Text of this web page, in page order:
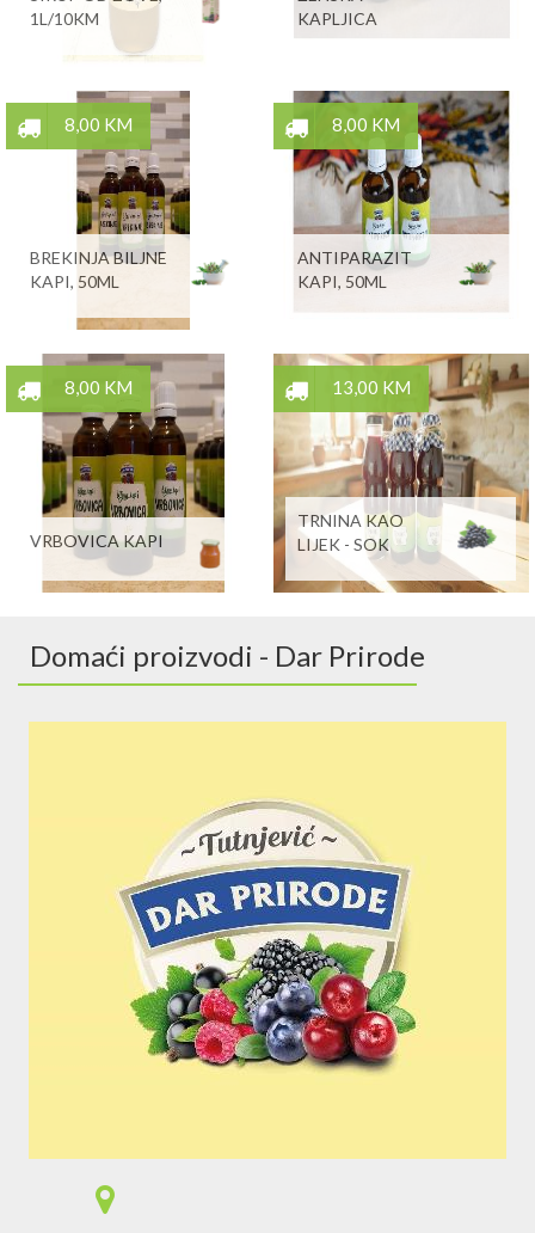
1L/10KM
KAPLJICA
8,00 KM
BREKINJA BILJNE
KAPI, 50ML
8,00 KM
ANTIPARAZIT
KAPI, 50ML
8,00 KM
VRBOVICA KAPI
13,00 KM
TRNINA KAO
LIJEK - SOK
Domaći proizvodi - Dar Prirode